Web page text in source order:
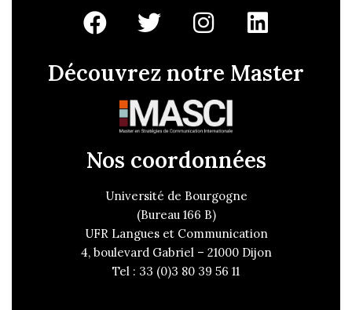
Découvrez notre Master
Nos coordonnées
Université de Bourgogne
(Bureau 166 B)
UFR Langues et Communication
4, boulevard Gabriel – 21000 Dijon
Tel : 33 (0)3 80 39 56 11